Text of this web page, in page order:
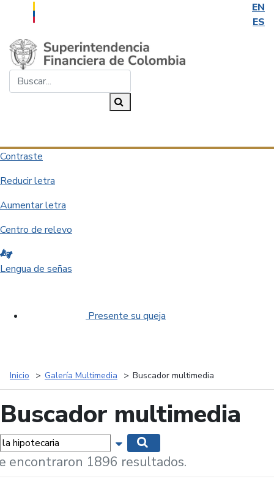
EN
ES
Saltar al contenido principal
Contraste
Reducir letra
Aumentar letra
Centro de relevo
Lengua de señas
Presente su queja
Inicio Galería Multimedia Buscador multimedia
Buscador multimedia
Mostrar opciones de búsqueda
encontraron 1896 resultados.